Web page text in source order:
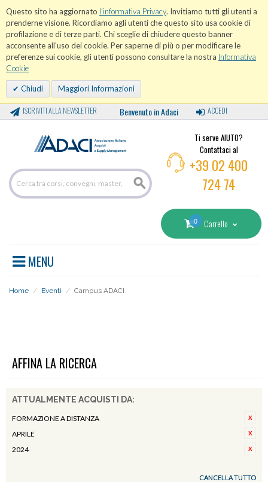
Questo sito ha aggiornato l'informativa Privacy. Invitiamo tutti gli utenti a
prenderne visione. Ricordiamo agli utenti che questo sito usa cookie di
profilazione e di terze parti. Chi sceglie di chiudere questo banner
acconsente all'uso dei cookie. Per saperne di più o per modificare le
preferenze sui cookie, gli utenti possono consultare la nostra Informativa
Cookie
Chiudi Maggiori Informazioni
ISCRIVITI ALLA NEWSLETTER Benvenuto in Adaci ACCEDI
Ti serve AIUTO?
Contattaci al
+39 02 400
724 74
0 Carrello
MENU
Home / Eventi / Campus ADACI
AFFINA LA RICERCA
ATTUALMENTE ACQUISTI DA:
FORMAZIONE A DISTANZA
APRILE
2024
CANCELLA TUTTO